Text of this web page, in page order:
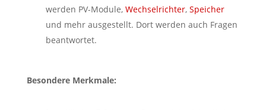
werden PV-Module, Wechselrichter, Speicher
und mehr ausgestellt. Dort werden auch Fragen
beantwortet.
Besondere Merkmale: